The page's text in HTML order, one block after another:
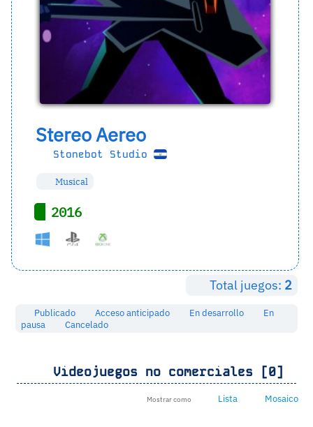
Stereo Aereo
Stonebot Studio
Musical
2016
Total juegos: 2
Publicado Acceso anticipado En desarrollo
En
pausa
Cancelado
Videojuegos no comerciales [0]
Mostrar como Lista Mosaico